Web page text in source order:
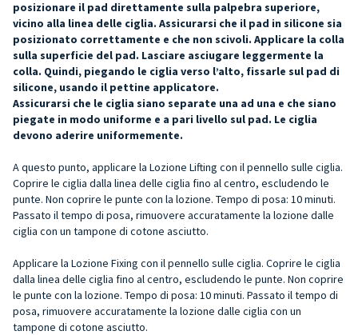
posizionare il pad direttamente sulla palpebra superiore,
vicino alla linea delle ciglia. Assicurarsi che il pad in silicone sia
posizionato correttamente e che non scivoli. Applicare la colla
sulla superficie del pad. Lasciare asciugare leggermente la
colla. Quindi, piegando le ciglia verso l’alto, fissarle sul pad di
silicone, usando il pettine applicatore.
Assicurarsi che le ciglia siano separate una ad una e che siano
piegate in modo uniforme e a pari livello sul pad. Le ciglia
devono aderire uniformemente.
A questo punto, applicare la Lozione Lifting con il pennello sulle ciglia.
Coprire le ciglia dalla linea delle ciglia fino al centro, escludendo le
punte. Non coprire le punte con la lozione. Tempo di posa: 10 minuti.
Passato il tempo di posa, rimuovere accuratamente la lozione dalle
ciglia con un tampone di cotone asciutto.
Applicare la Lozione Fixing con il pennello sulle ciglia. Coprire le ciglia
dalla linea delle ciglia fino al centro, escludendo le punte. Non coprire
le punte con la lozione. Tempo di posa: 10 minuti. Passato il tempo di
posa, rimuovere accuratamente la lozione dalle ciglia con un
tampone di cotone asciutto.